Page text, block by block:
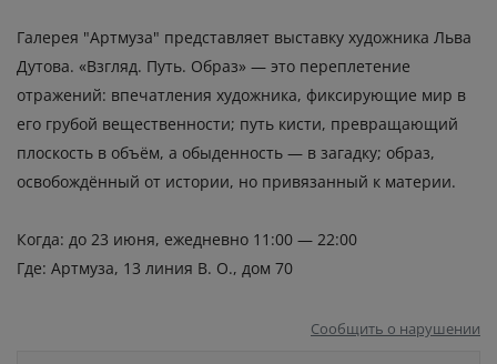
Галерея "Артмуза" представляет выставку художника Льва
Дутова. «Взгляд. Путь. Образ» — это переплетение
отражений: впечатления художника, фиксирующие мир в
его грубой вещественности; путь кисти, превращающий
плоскость в объём, а обыденность — в загадку; образ,
освобождённый от истории, но привязанный к материи.
Когда: до 23 июня, ежедневно 11:00 — 22:00
Где: Артмуза, 13 линия В. О., дом 70
Сообщить о нарушении